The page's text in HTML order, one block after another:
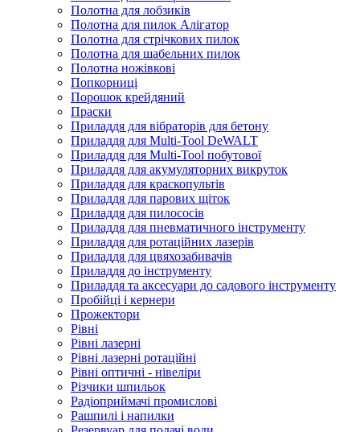
Полотна для лобзиків
Полотна для пилок Алігатор
Полотна для стрічкових пилок
Полотна для шабельних пилок
Полотна ножівкові
Попкорниці
Порошок крейдяний
Праски
Приладдя для вібраторів для бетону
Приладдя для Multi-Tool DeWALT
Приладдя для Multi-Tool побутової
Приладдя для акумуляторних викруток
Приладдя для краскопультів
Приладдя для парових щіток
Приладдя для пилососів
Приладдя для пневматичного інструменту
Приладдя для ротаційних лазерів
Приладдя для цвяхозабивачів
Приладдя до інструменту
Приладдя та аксесуари до садового інструменту
Пробійці і кернери
Прожектори
Рівні
Рівні лазерні
Рівні лазерні ротаційні
Рівні оптичні - нівеліри
Різчики шпильок
Радіоприймачі промислові
Рашпилі і напилки